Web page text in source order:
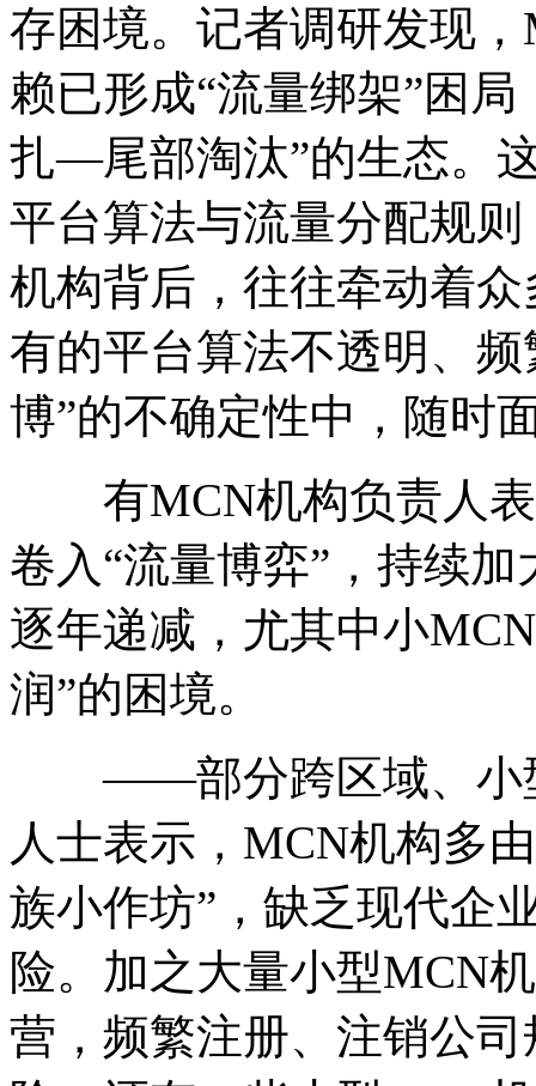
存困境。记者调研发现
赖已形成“流量绑架”困
扎—尾部淘汰”的生态。
平台算法与流量分配规
机构背后，往往牵动着
有的平台算法不透明、
博”的不确定性中，随时
有MCN机构负责人表
卷入“流量博弈”，持续
逐年递减，尤其中小
润”的困境。
——部分跨区域、小型
人士表示，MCN机构多
族小作坊”，缺乏现代企
险。加之大量小型MCN
营，频繁注册、注销公